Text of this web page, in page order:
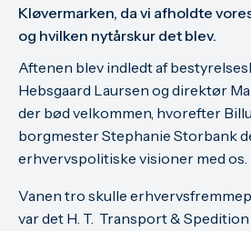
Kløvermarken, da vi afholdte
og hvilken nytårskur det blev.
Aftenen blev indledt af
Hebsgaard Laursen og direktør
der bød velkommen, hvorefter
borgmester Stephanie Storbank
erhvervspolitiske visioner med os.
Vanen tro skulle
var det H. T. Transport &